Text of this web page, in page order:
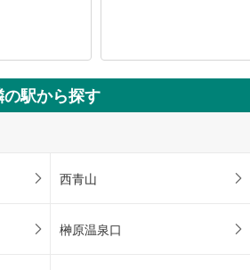
駅から探す
西青山
榊原温泉口